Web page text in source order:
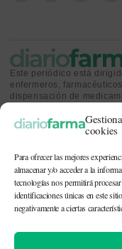
cookies
Para ofrecer las mejores
almacenar y/o acceder a la
tecnologías nos permitirá
identificaciones únicas en este
negativamente a ciertas
Este periódico está
enfermeros,
dispensación de
sanitaria.
CONTACTO Y QUIÉNES
© 2026. Todos los